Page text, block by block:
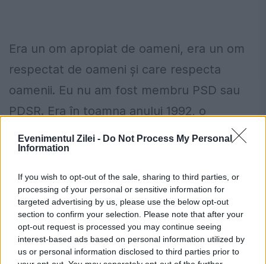
Evenimentul Zilei - Do Not Process My Personal
Information
If you wish to opt-out of the sale, sharing to third parties, or
processing of your personal or sensitive information for
targeted advertising by us, please use the below opt-out
section to confirm your selection. Please note that after your
opt-out request is processed you may continue seeing
interest-based ads based on personal information utilized by
us or personal information disclosed to third parties prior to
Era un om apropiat de oameni, era un om
respectat de oameni și care respecta
oamenii. Eu nu am fost membru PSD sau
PDSR. Era în toamna anului 1992, o
perioadă grea, România venea după o iarnă
și aveam nevoie să importăm o cantitate
importantă de grâu, petrol, o situație
deosebită, toate rezervele valutare ale țării
erau 79 de milioane de dolari, deci nimic.